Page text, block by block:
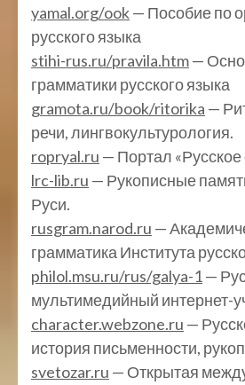
yamal.org/ook— Пособие по
русского языка
stihi-rus.ru/pravila.htm—
грамматики русского языка
gramota.ru/book/ritorika —
речи, лингвокультурология.
ropryal.ru — Портал «Русское
lrc-lib.ru — Рукописные
Руси.
rusgram.narod.ru —
грамматика Института
philol.msu.ru/rus/galya-1—
мультимедийный интернет-
character.webzone.ru —
история письменности,
svetozar.ru — Открытая